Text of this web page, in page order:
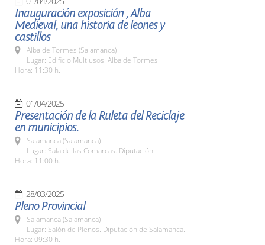
Inauguración exposición , Alba
Medieval, una historia de leones y
castillos
Alba de Tormes (Salamanca)
Lugar: Edificio Multiusos. Alba de Tormes
Hora: 11:30 h.
01/04/2025
Presentación de la Ruleta del Reciclaje
en municipios.
Salamanca (Salamanca)
Lugar: Sala de las Comarcas. Diputación
Hora: 11:00 h.
28/03/2025
Pleno Provincial
Salamanca (Salamanca)
Lugar: Salón de Plenos. Diputación de Salamanca.
Hora: 09:30 h.